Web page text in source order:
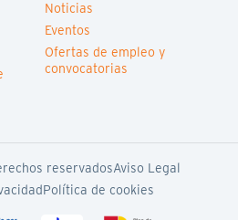
Noticias
Eventos
Ofertas de empleo y
convocatorias
reservadosAviso Legal
Política de cookies